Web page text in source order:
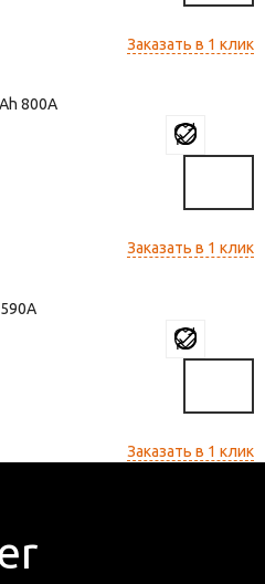
Заказать в 1 клик
800
Заказать в 1 клик
590
Заказать в 1 клик